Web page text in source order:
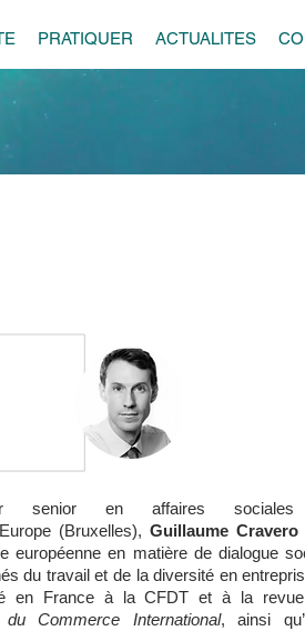
PRATIQUER ACTUALITES
senior en affaires
(Bruxelles), Guillaume Cravero
européenne en matière de dialogue
du travail et de la diversité en
en France à la CFDT et à la revue
du Commerce International, ainsi